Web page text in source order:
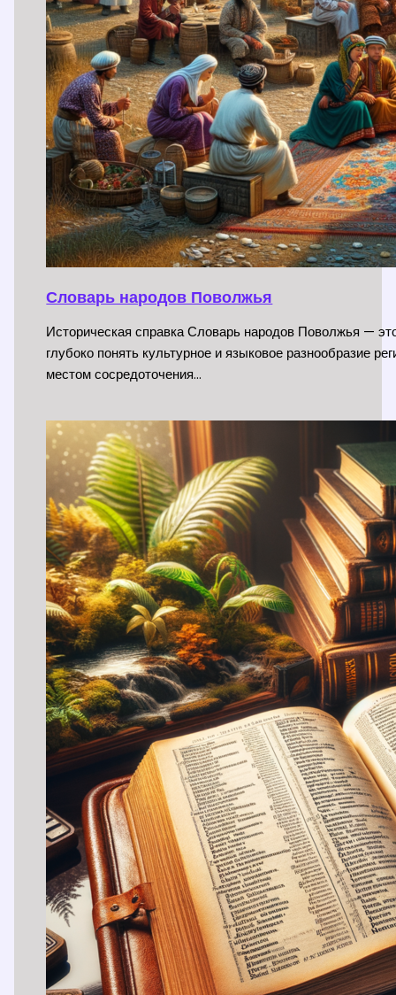
Словарь народов Поволжья
Историческая справка Словарь народов Поволжья —
глубоко понять культурное и языковое разнообразие
местом сосредоточения…